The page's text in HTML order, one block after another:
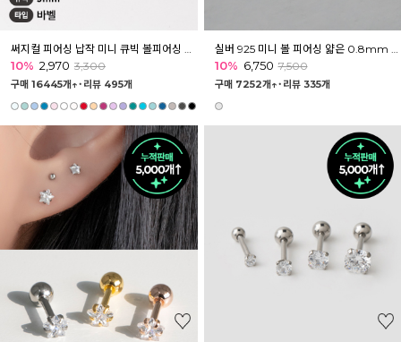
써지컬 피어싱 납작 미니 큐빅 볼피어싱 3mm
10% 2,970 3,300
구매 16445개↑˙ 리뷰 495개
실버 925 미니 볼 피어싱 얇은 0.8mm 42종
10% 6,750 7,500
구매 7252개↑˙ 리뷰 335개